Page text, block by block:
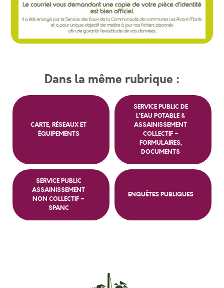
Dans la même rubrique :
CARTE, RÉSEAUX ET
ÉQUIPEMENTS
SERVICE PUBLIC DE
L’EAU POTABLE &
ASSAINISSEMENT
COLLECTIF –
FORMULAIRES,
DOCUMENTS
SERVICE PUBLIC
ASSAINISSEMENT
NON COLLECTIF –
SPANC
ENQUÊTES PUBLIQUES